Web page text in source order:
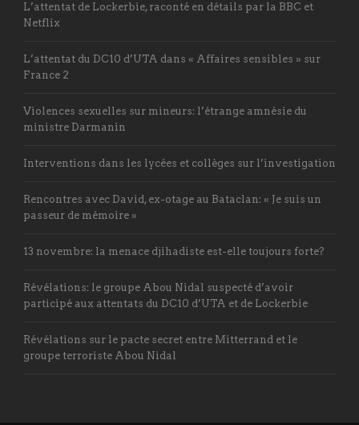
L’attentat de Lockerbie, raconté en détails par la BBC et
Netflix
L’attentat du DC10 d’UTA dans « Affaires sensibles » sur
France 2
Violences sexuelles sur mineurs: l’étrange amnésie du
ministre Darmanin
Interventions dans les lycées et collèges sur l’investigation
Rencontres avec David, ex-otage au Bataclan: « Je suis un
passeur de mémoire »
13 novembre: la menace djihadiste est-elle toujours forte?
Révélations: le groupe Abou Nidal suspecté d’avoir
participé aux attentats du DC10 d’UTA et de Lockerbie
Révélations sur le pacte secret entre Mitterrand et le
groupe terroriste Abou Nidal